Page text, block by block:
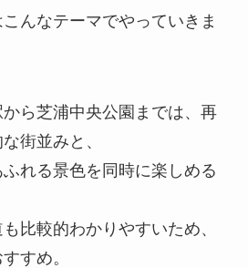
んなテーマでやっていきま
ら芝浦中央公園までは、再
街並みと、
れる景色を同時に楽しめる
比較的わかりやすいため、
すめ。